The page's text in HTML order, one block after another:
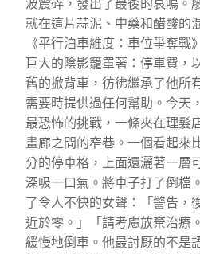
波震碎，發出了最後的哀鳴。
就在這片蒜泥、中藥和醋酸的
《平行泊車維度：車位爭奪戰
巨大的陰影籠罩著：停車費，
舊的掀背車，彷彿繼承了他所
需要時提供過任何幫助。今天
最恐怖的挑戰，一條夾在理髮
畫廊之間的窄巷。一個看起來
分的停車格，上面還灑著一層
深吸一口氣。將車子打了倒檔
了令人不快的女聲：「警告，
近於零。」「請考慮放棄治療
緩慢地倒車。他最討厭的不是